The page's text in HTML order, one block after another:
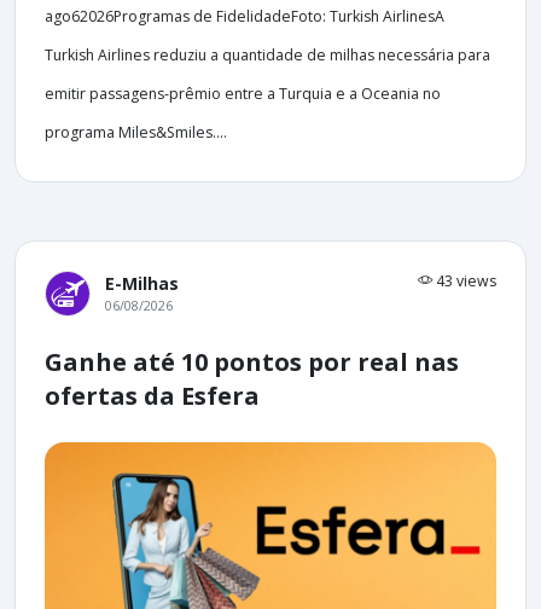
ago62026Programas de FidelidadeFoto: Turkish AirlinesA
Turkish Airlines reduziu a quantidade de milhas necessária para
emitir passagens-prêmio entre a Turquia e a Oceania no
programa Miles&Smiles....
E-Milhas 43 views
06/08/2026
Ganhe até 10 pontos por real nas
ofertas da Esfera